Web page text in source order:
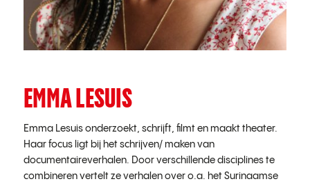
EMMA LESUIS
Emma Lesuis onderzoekt, schrijft, filmt en maakt theater.
Haar focus ligt bij het schrijven/ maken van
documentaireverhalen. Door verschillende disciplines te
combineren vertelt ze verhalen over o.a. het Surinaamse